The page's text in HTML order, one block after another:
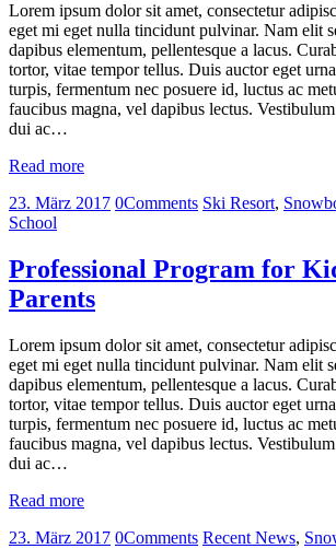
Lorem ipsum dolor sit amet, consectetur
eget mi eget nulla tincidunt pulvinar. Nam elit
dapibus elementum, pellentesque a lacus.
tortor, vitae tempor tellus. Duis auctor eget
turpis, fermentum nec posuere id, luctus ac
faucibus magna, vel dapibus lectus.
dui ac…
Read more
23. März 2017 0Comments Ski Resort,
School
Professional Program for
Parents
Lorem ipsum dolor sit amet, consectetur
eget mi eget nulla tincidunt pulvinar. Nam elit
dapibus elementum, pellentesque a lacus.
tortor, vitae tempor tellus. Duis auctor eget
turpis, fermentum nec posuere id, luctus ac
faucibus magna, vel dapibus lectus.
dui ac…
Read more
23. März 2017 0Comments Recent News,